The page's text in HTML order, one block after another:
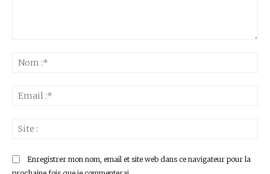
Enregistrer mon nom, email et site web dans ce navigateur pour la